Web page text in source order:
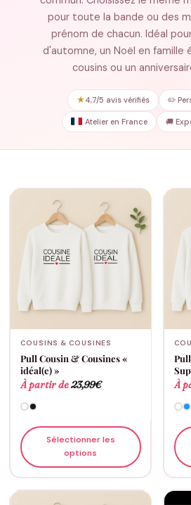
pour toute la bande ou des
prénom de chacun. Idéal
d'automne, un Noël en famille
cousins ou un
★4,7/5 avis vérifiés ✏️
Atelier en France 🚚
COUSINS & COUSINES
Pull Cousin & Cousines «
idéal(e) »
À partir de23,99€
Sélectionner les
options
À